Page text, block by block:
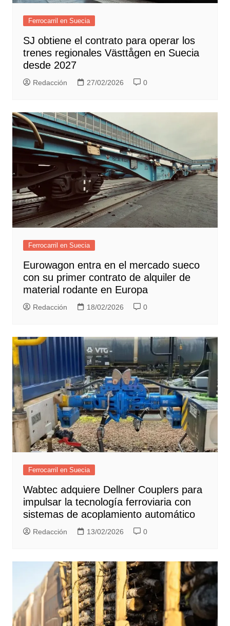
Ferrocarril en Suecia
SJ obtiene el contrato para operar los
trenes regionales Västtågen en Suecia
desde 2027
Redacción 27/02/2026 0
Ferrocarril en Suecia
Eurowagon entra en el mercado sueco
con su primer contrato de alquiler de
material rodante en Europa
Redacción 18/02/2026 0
Ferrocarril en Suecia
Wabtec adquiere Dellner Couplers para
impulsar la tecnología ferroviaria con
sistemas de acoplamiento automático
Redacción 13/02/2026 0